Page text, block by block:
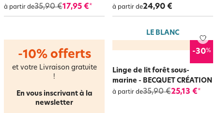
à partir de35,90 €17,95 €* à partir de24,90 €
LE BLANC
-30%
Linge de lit forêt sous-
marine - BECQUET CRÉATION
à partir de35,90 €25,13 €*
-10% offerts
et votre Livraison gratuite
!
En vous inscrivant à la
newsletter